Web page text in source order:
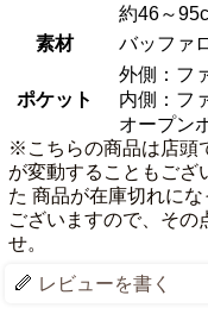
約46～
素材
バッファ
ポケット
外側：フ
内側：フ
オープン
※こちらの商品は店頭
が変動することもござ
た 商品が在庫切れに
ございますので、その
せ。
レビューを書く